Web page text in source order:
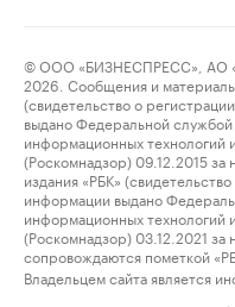
© ООО «БИЗНЕСПРЕСС», АО
2026. Сообщения и
(свидетельство о
выдано Федеральной
информационных технологий
(Роскомнадзор) 09.12.2015
издания «РБК»
информации выдано
информационных технологий
(Роскомнадзор) 03.12.2021
сопровождаются пометкой
Владельцем сайта является